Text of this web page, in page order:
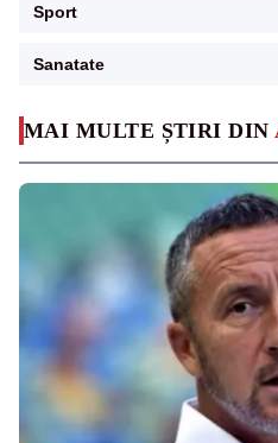
MAI MULTE ȘTIRI DIN
Sport
Sanatate